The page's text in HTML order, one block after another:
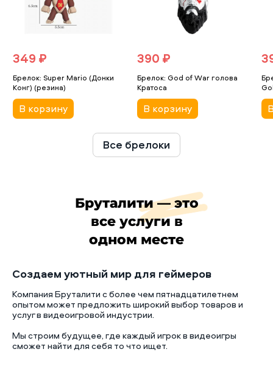
349 ₽
Брелок: Super Mario (Донки
Конг) (резина)
В корзину
390 ₽
Брелок: God of War голова
Кратоса
В корзину
Все брелоки
Бруталити — это
все услуги в
одном месте
Создаем уютный мир для геймеров
Компания Бруталити с более чем пятнадцатилетнем
опытом может предложить широкий выбор товаров и
услуг в видеоигровой индустрии.
Мы строим будущее, где каждый игрок в видеоигры
сможет найти для себя то что ищет.